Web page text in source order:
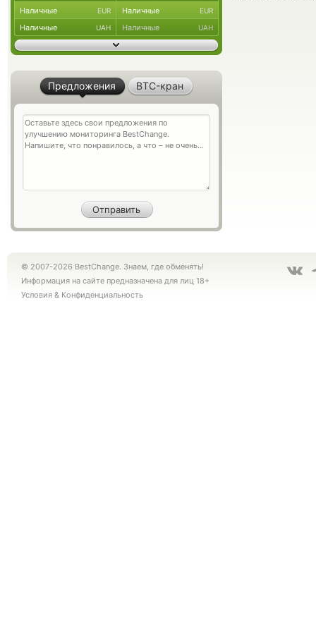
Наличные EUR Наличные EUR
Наличные UAH Наличные UAH
Предложения BTC-кран
© 2007-2026 BestChange. Знаем, где обменять!
Информация на сайте предназначена для лиц 18+
Условия & Конфиденциальность